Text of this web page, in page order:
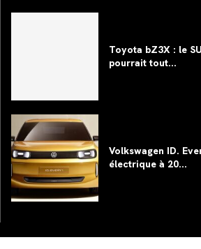
Toyota bZ3X : le
pourrait tout...
Volkswagen ID.
électrique à 20...